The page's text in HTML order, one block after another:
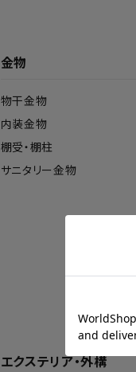
金物
物干金物
内装金物
棚受・棚柱
サニタリー金物
エクステリア・外構